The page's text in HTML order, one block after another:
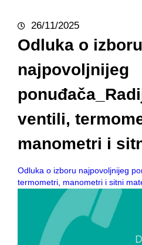
26/11/2025
Odluka o izboru
najpovoljnijeg
ventili,
manometri i
Odluka o izboru najpovoljnijeg
termometri, manometri i sitni